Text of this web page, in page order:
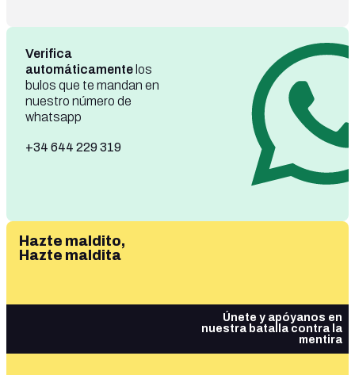
Verifica
automáticamente los
bulos que te mandan en
nuestro número de
whatsapp
+34 644 229 319
Hazte maldito,
Hazte maldita
Únete y apóyanos en
nuestra batalla contra la
mentira